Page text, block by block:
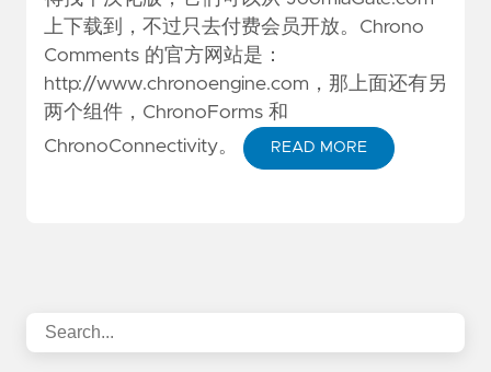
上下载到，不过只去付费会员开放。Chrono
Comments 的官方网站是：
http://www.chronoengine.com ，那上面还有另
两个组件，ChronoForms 和
ChronoConnectivity。
READ MORE